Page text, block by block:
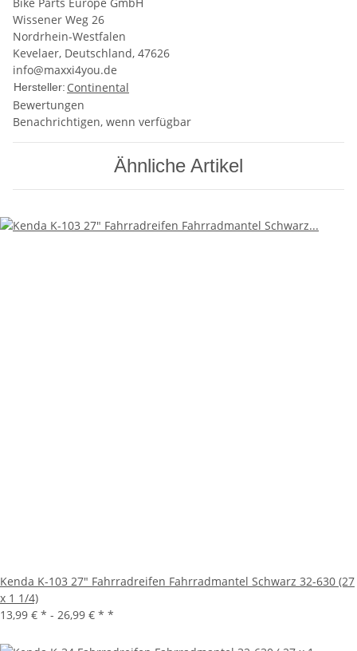
Wissener Weg 26
Nordrhein-Westfalen
Kevelaer, Deutschland, 47626
info@maxxi4you.de
Hersteller: Continental
Bewertungen
Benachrichtigen, wenn verfügbar
Ähnliche Artikel
Kenda K-103 27" Fahrradreifen Fahrradmantel Schwarz 32-630 (27
x 1 1/4)
13,99 € * - 26,99 € * *